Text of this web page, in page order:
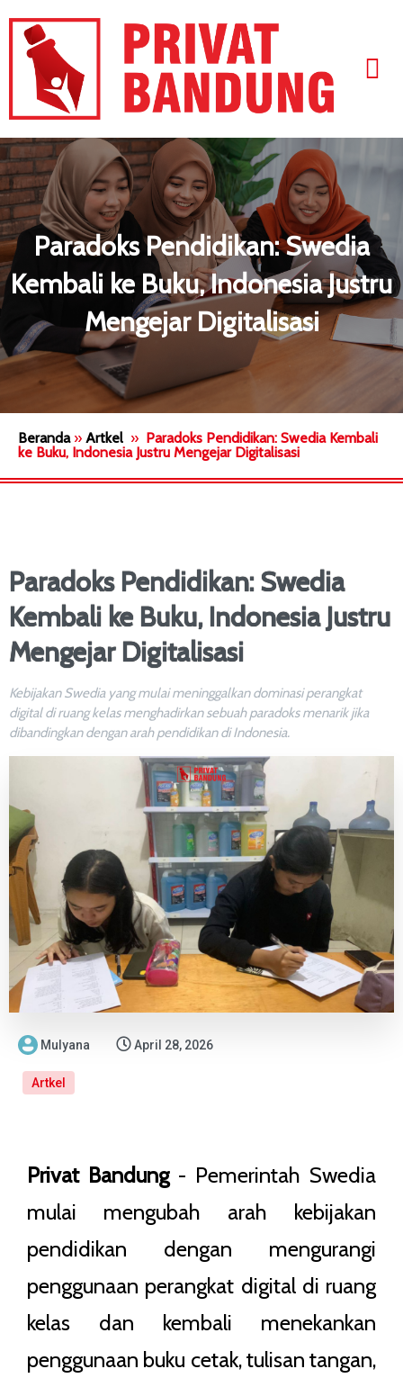
Paradoks Pendidikan: Swedia
Kembali ke Buku, Indonesia Justru
Mengejar Digitalisasi
Beranda» Artkel » Paradoks Pendidikan: Swedia Kembali
ke Buku, Indonesia Justru Mengejar Digitalisasi
Paradoks Pendidikan: Swedia
Kembali ke Buku, Indonesia Justru
Mengejar Digitalisasi
Kebijakan Swedia yang mulai meninggalkan dominasi perangkat
digital di ruang kelas menghadirkan sebuah paradoks menarik jika
dibandingkan dengan arah pendidikan di Indonesia.
Mulyana April 28, 2026
Artkel
Privat Bandung- Pemerintah Swedia
mulai mengubah arah kebijakan
pendidikan dengan mengurangi
penggunaan perangkat digital di ruang
kelas dan kembali menekankan
penggunaan buku cetak, tulisan tangan,